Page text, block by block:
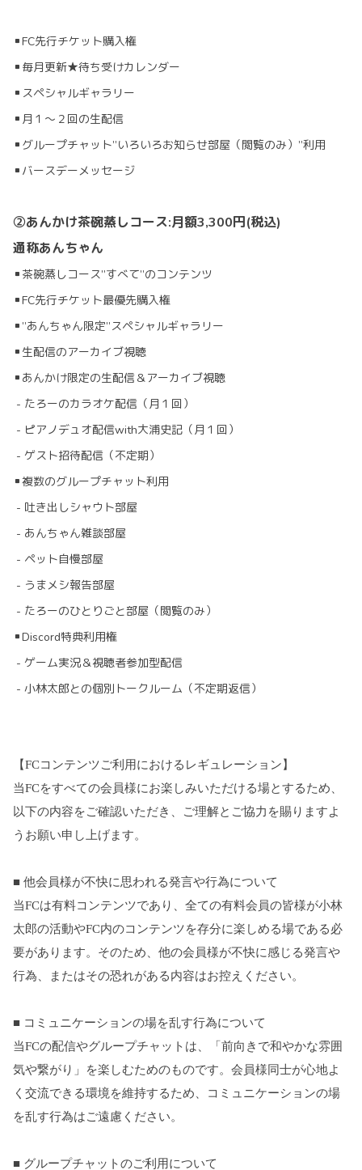
▪FC先行チケット購入権
▪毎月更新★待ち受けカレンダー
▪スペシャルギャラリー
▪月１～２回の生配信
▪グループチャット”いろいろお知らせ部屋（閲覧のみ）”利用
▪バースデーメッセージ
②あんかけ茶碗蒸しコース:月額3,300円(税込)
通称あんちゃん
▪茶碗蒸しコース”すべて”のコンテンツ
▪FC先行チケット最優先購入権
▪”あんちゃん限定”スペシャルギャラリー
▪生配信のアーカイブ視聴
▪あんかけ限定の生配信＆アーカイブ視聴
- たろーのカラオケ配信（月１回）
- ピアノデュオ配信with大浦史記（月１回）
- ゲスト招待配信（不定期）
▪複数のグループチャット利用
- 吐き出しシャウト部屋
- あんちゃん雑談部屋
- ペット自慢部屋
- うまメシ報告部屋
- たろーのひとりごと部屋（閲覧のみ）
▪Discord特典利用権
- ゲーム実況＆視聴者参加型配信
- 小林太郎との個別トークルーム（不定期返信）
【FCコンテンツご利用におけるレギュレーション】
当FCをすべての会員様にお楽しみいただける場とするため、
以下の内容をご確認いただき、ご理解とご協力を賜りますよ
うお願い申し上げます。
■ 他会員様が不快に思われる発言や行為について
当FCは有料コンテンツであり、全ての有料会員の皆様が小林
太郎の活動やFC内のコンテンツを存分に楽しめる場である必
要があります。そのため、他の会員様が不快に感じる発言や
行為、またはその恐れがある内容はお控えください。
■ コミュニケーションの場を乱す行為について
当FCの配信やグループチャットは、「前向きで和やかな雰囲
気や繋がり」を楽しむためのものです。会員様同士が心地よ
く交流できる環境を維持するため、コミュニケーションの場
を乱す行為はご遠慮ください。
■ グループチャットのご利用について